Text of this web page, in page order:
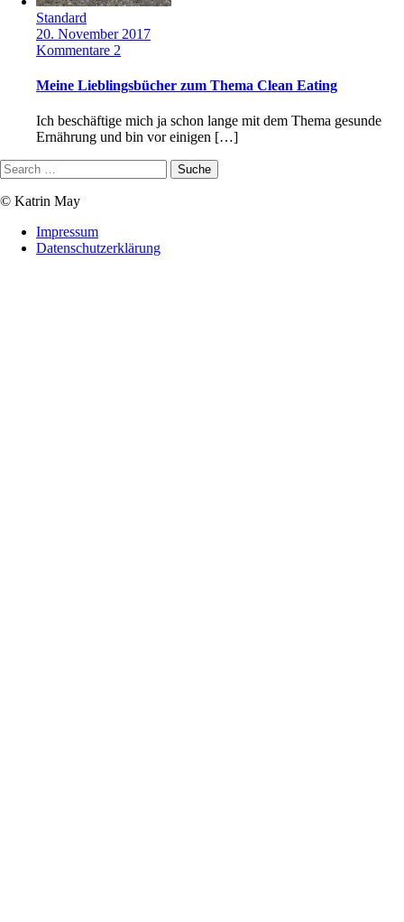
Standard
20. November 2017
Kommentare 2
Meine Lieblingsbücher zum Thema Clean Eating
Ich beschäftige mich ja schon lange mit dem Thema gesunde
Ernährung und bin vor einigen […]
© Katrin May
Impressum
Datenschutzerklärung